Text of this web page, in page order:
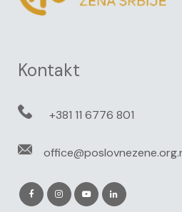
Kontakt
+381 11 6776 801